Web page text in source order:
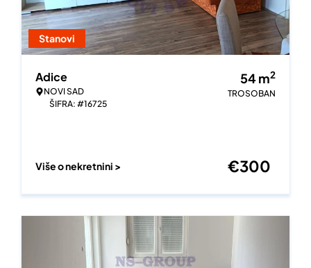
Stanovi
Adice
NOVI SAD
ŠIFRA: #16725
54m2
TROSOBAN
Više o nekretnini > €300